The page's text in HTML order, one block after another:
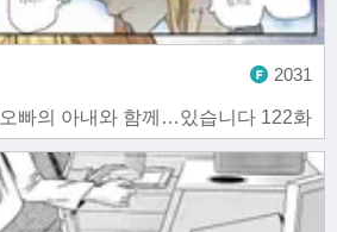
오빠의 아내와 함께…있습니다 122화
2031